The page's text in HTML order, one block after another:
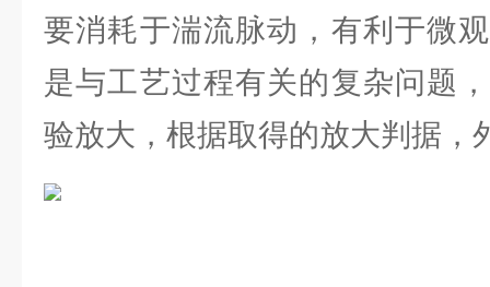
要消耗于湍流脉动，有利于微
是与工艺过程有关的复杂问题
验放大，根据取得的放大判据，